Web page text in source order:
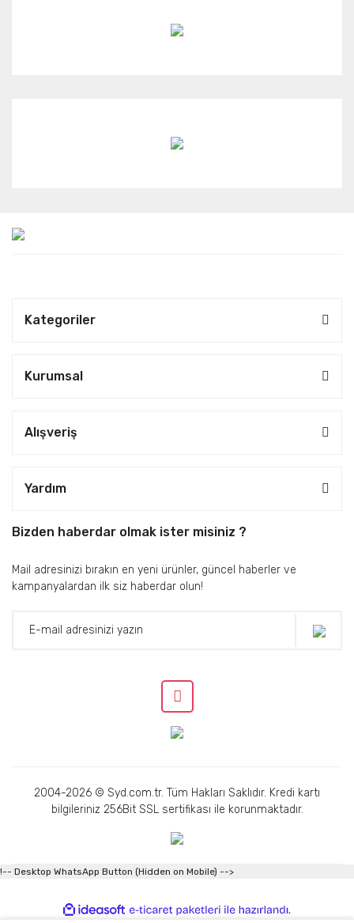
Kategoriler
Kurumsal
Alışveriş
Yardım
Bizden haberdar olmak ister misiniz ?
Mail adresinizi bırakın en yeni ürünler, güncel haberler ve
kampanyalardan ilk siz haberdar olun!
2004-2026 © Syd.com.tr. Tüm Hakları Saklıdır. Kredi kartı
bilgileriniz 256Bit SSL sertifikası ile korunmaktadır.
!-- Desktop WhatsApp Button (Hidden on Mobile) -->
ideasoft
e-